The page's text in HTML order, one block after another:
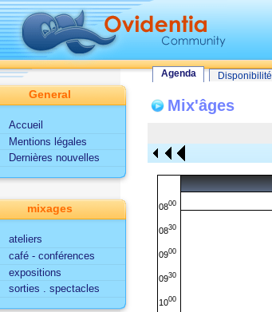
Tout le site
Utilisateur
Fonctionnalités d'Ovidentia
Agenda
Agenda Disponibilité
Mix'âges
0800
0830
0900
0930
1000
General
Accueil
Mentions légales
Dernières nouvelles
mixages
ateliers
café - conférences
expositions
sorties . spectacles